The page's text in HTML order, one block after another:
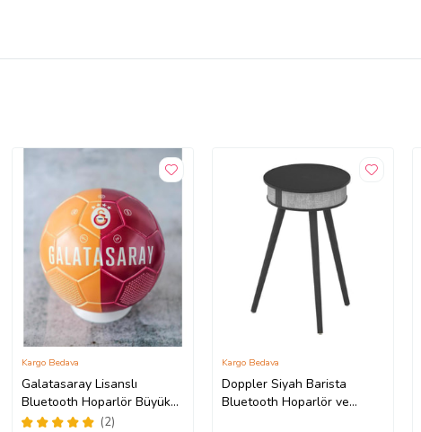
Galatasaray Lisanslı
Bluetooth Hoparlör Büyük
Futbol Topu GS1905
(2)
Kargo Bedava
Doppler Siyah Barista
Bluetooth Hoparlör ve
Kargo Bedava